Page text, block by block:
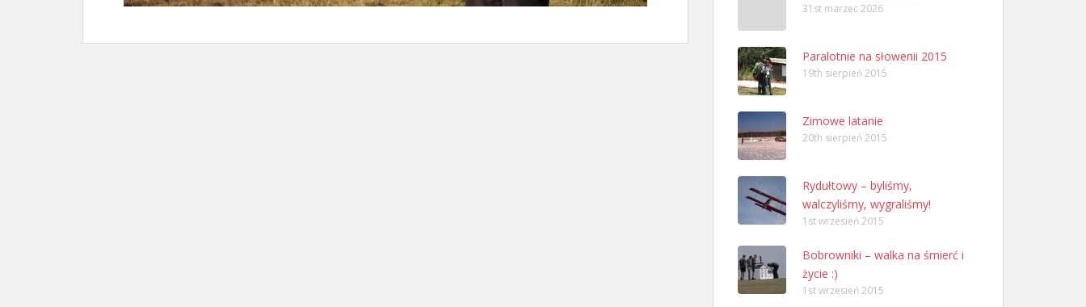
31st marzec 2026
Paralotnie na słowenii 2015
19th sierpień 2015
Zimowe latanie
20th sierpień 2015
Rydułtowy – byliśmy,
walczyliśmy, wygraliśmy!
1st wrzesień 2015
Bobrowniki – walka na śmierć i
życie :)
1st wrzesień 2015